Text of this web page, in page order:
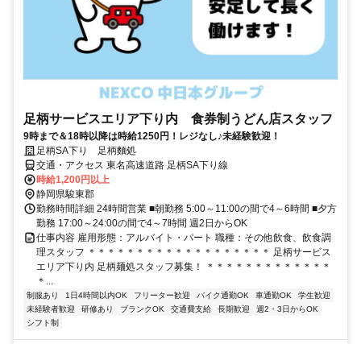
足柄サービスエリア下り内 食券制うどん店スタッフ
9時まで＆18時以降は時給1250円！レジなし♪未経験歓迎！
足柄SA下り 足柄麵処
交通・アクセス 東名高速道路 足柄SA下り線
時給1,200円以上
静岡県駿東郡
勤務時間詳細 24時間営業 ■朝勤務 5:00～11:00の間で4～6時間 ■夕方
勤務 17:00～24:00の間で4～7時間 週2日からOK
仕事内容 雇用形態：アルバイト・パート 職種：その他飲食、飲食調
理スタッフ ＊＊＊＊＊＊＊＊＊＊＊＊＊＊＊＊＊＊＊ 足柄サービス
エリア下り内 足柄麺処スタッフ募集！ ＊＊＊＊＊＊＊＊＊＊＊＊＊
＊...
制服あり 1日4時間以内OK フリーター歓迎 バイク通勤OK 車通勤OK
学生歓迎
未経験者歓迎
研修あり ブランクOK 交通費支給 長期歓迎
週2・3日からOK
シフト制